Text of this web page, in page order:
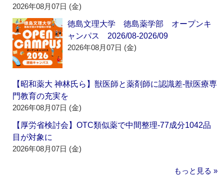
2026年08月07日 (金)
徳島文理大学 徳島薬学部 オープンキ
ャンパス 2026/08-2026/09
2026年08月07日 (金)
【昭和薬大 神林氏ら】獣医師と薬剤師に認識差‐獣医療専
門教育の充実を
2026年08月07日 (金)
【厚労省検討会】OTC類似薬で中間整理‐77成分1042品
目が対象に
2026年08月07日 (金)
もっと見る »